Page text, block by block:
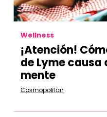
Wellness
¡Atención!
de Lyme causa
mente
Cosmopolitan